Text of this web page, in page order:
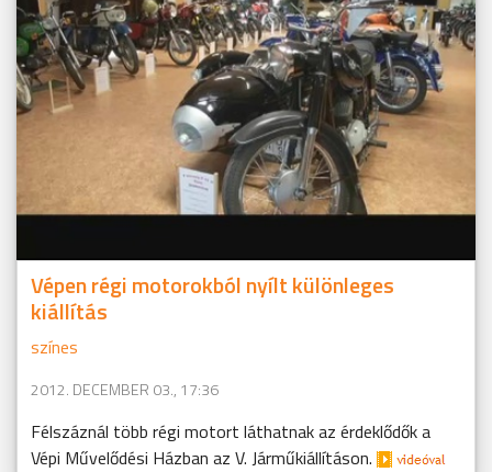
Vépen régi motorokból nyílt különleges
kiállítás
színes
2012. DECEMBER 03., 17:36
Félszáznál több régi motort láthatnak az érdeklődők a
Vépi Művelődési Házban az V. Járműkiállításon.